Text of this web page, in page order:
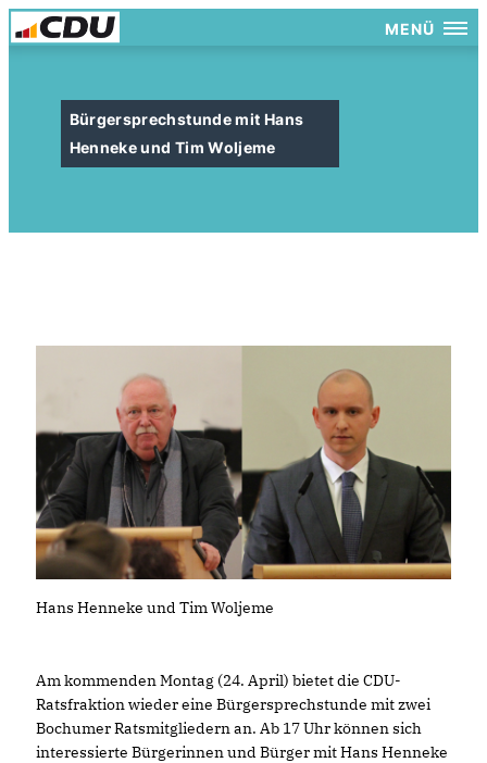
MENÜ
Bürgersprechstunde mit Hans
Henneke und Tim Woljeme
Hans Henneke und Tim Woljeme
Am kommenden Montag (24. April) bietet die CDU-
Ratsfraktion wieder eine Bürgersprechstunde mit zwei
Bochumer Ratsmitgliedern an. Ab 17 Uhr können sich
interessierte Bürgerinnen und Bürger mit Hans Henneke